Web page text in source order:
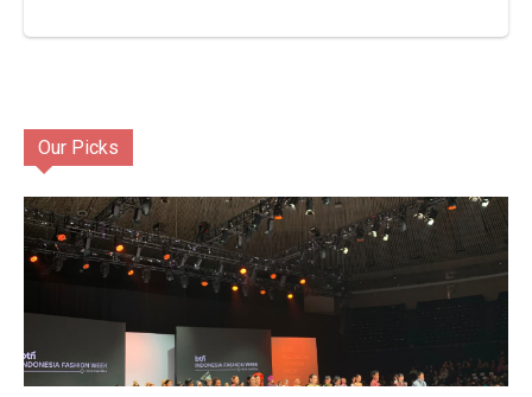
Our Picks